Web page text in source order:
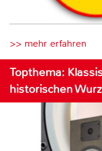
>> mehr erfahren
Topthema:
historischen